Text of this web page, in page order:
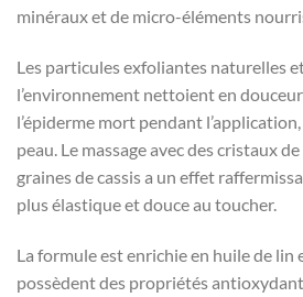
minéraux et de micro-éléments
Les particules exfoliantes naturelles
l’environnement nettoient en
l’épiderme mort pendant
peau. Le massage avec des cristaux
graines de cassis a un effet
plus élastique et douce au toucher.
La formule est enrichie en huile de lin
possèdent des propriétés